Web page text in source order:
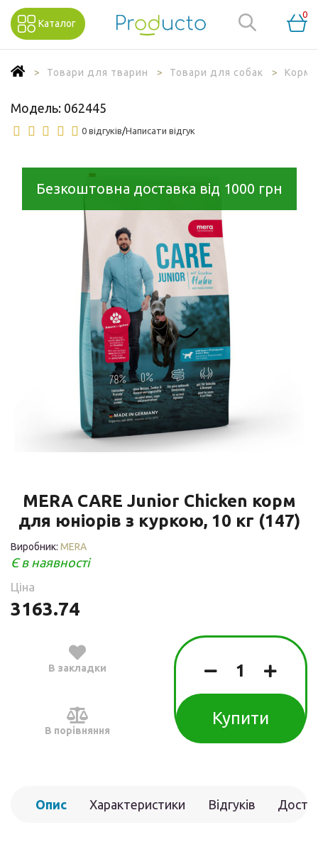
Каталог
0
Товари для тварин Товари для собак Корм
Модель: 062445
0 відгуків/Написати відгук
Безкоштовна доставка від 1000 грн
MERA CARE Junior Chicken корм
для юніорів з куркою, 10 кг (147)
Виробник: MERA
Є в наявності
Ціна
3163.74
В закладки
В порівняння
Купити
Опис Характеристики Відгуків